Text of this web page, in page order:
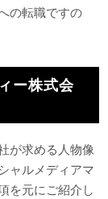
の転職ですの
ー株式会
が求める人物像
ャルメディアマ
を元にご紹介し